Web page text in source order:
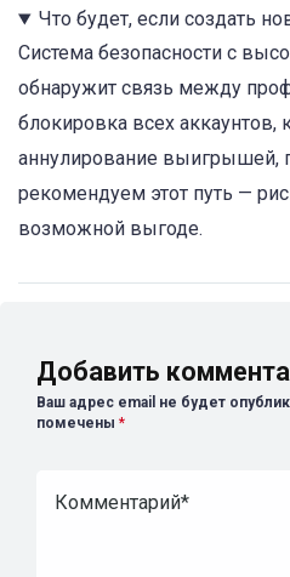
Что будет, если создать
Система безопасности с
обнаружит связь между
блокировка всех аккаунтов,
аннулирование выигрышей,
рекомендуем этот путь —
возможной выгоде.
Добавить
Ваш адрес email не будет
помечены *